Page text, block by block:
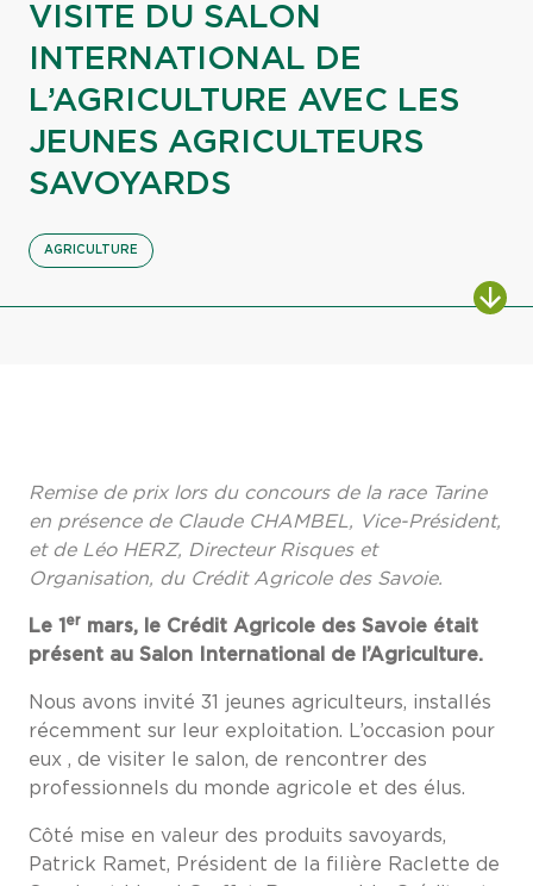
VISITE DU SALON
INTERNATIONAL DE
L’AGRICULTURE AVEC LES
JEUNES AGRICULTEURS
SAVOYARDS
AGRICULTURE
Remise de prix lors du concours de la race Tarine
en présence de Claude CHAMBEL, Vice-Président,
et de Léo HERZ, Directeur Risques et
Organisation, du Crédit Agricole des Savoie.
Le 1 er mars, le Crédit Agricole des Savoie était
présent au Salon International de l’Agriculture.
Nous avons invité 31 jeunes agriculteurs, installés
récemment sur leur exploitation. L’occasion pour
eux , de visiter le salon, de rencontrer des
professionnels du monde agricole et des élus.
Côté mise en valeur des produits savoyards,
Patrick Ramet, Président de la filière Raclette de